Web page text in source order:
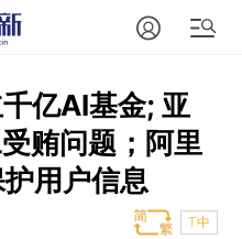
亿AI基金; 亚
贿问题；阿里
用户信息
T中